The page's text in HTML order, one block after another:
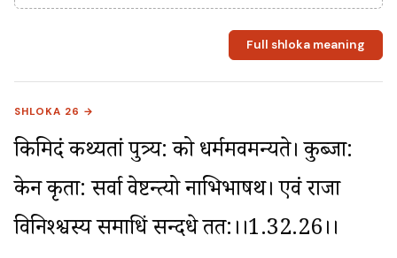
Full shloka meaning
SHLOKA 26 →
किमिदं कथ्यतां पुत्र्य: को धर्ममवमन्यते। कुब्जा:
केन कृता: सर्वा वेष्टन्त्यो नाभिभाषथ। एवं राजा
विनिश्श्वस्य समाधिं सन्दधे तत:।।1.32.26।।